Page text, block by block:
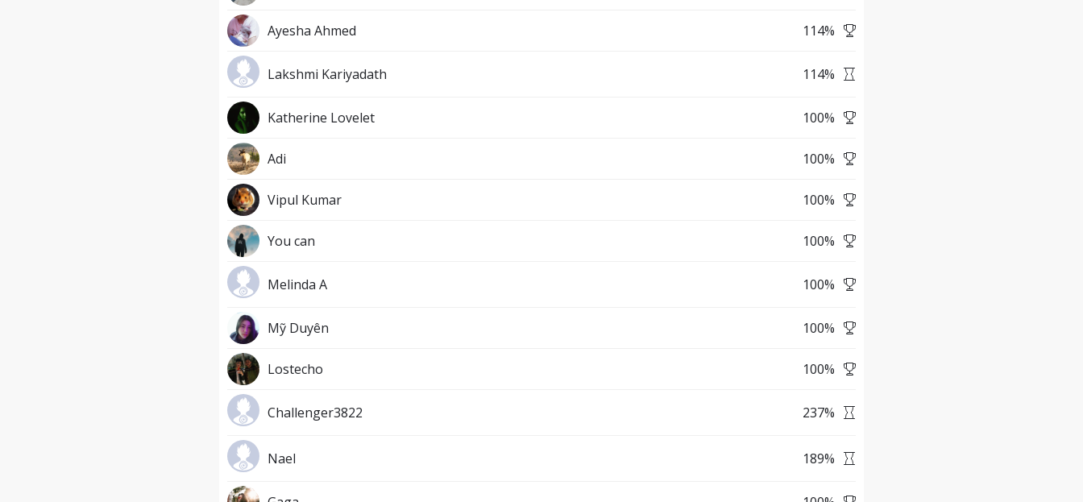
Ayesha Ahmed 114%
Lakshmi Kariyadath 114%
Katherine Lovelet 100%
Adi 100%
Vipul Kumar 100%
You can 100%
Melinda A 100%
Mỹ Duyên 100%
Lostecho 100%
Challenger3822 237%
Nael 189%